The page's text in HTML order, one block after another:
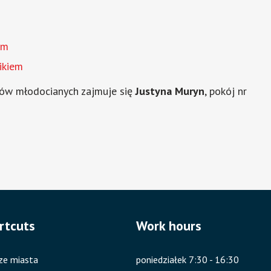
młodocianych zajmuje sięJustyna Muryn, pokój nr
miasta
Work hours
poniedziałek 7:30 - 16:30